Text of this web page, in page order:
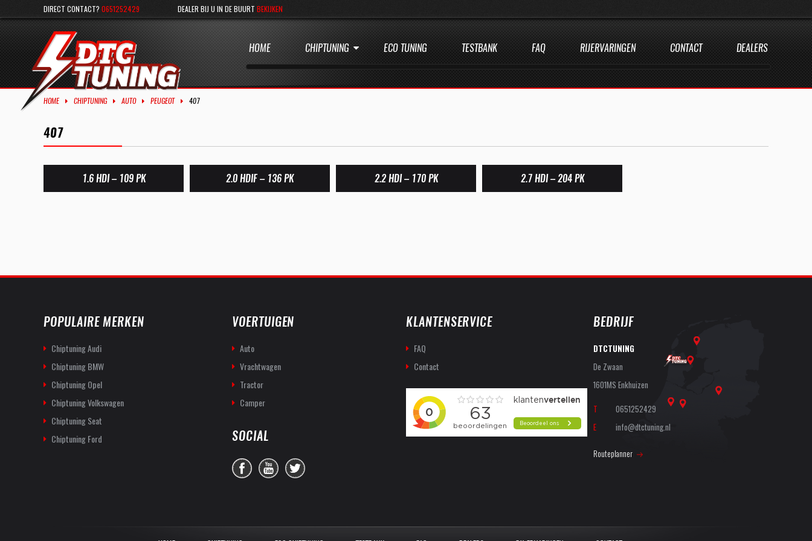
DIRECT CONTACT? 0651252429 DEALER BIJ U IN DE BUURT BEKIJKEN
HOME CHIPTUNING ECO TUNING TESTBANK FAQ RIJERVARINGEN CONTACT DEALERS
HOME CHIPTUNING AUTO PEUGEOT 407
407
1.6 HDI – 109 PK 2.0 HDIF – 136 PK 2.2 HDI – 170 PK 2.7 HDI – 204 PK
POPULAIRE MERKEN
Chiptuning Audi
Chiptuning BMW
Chiptuning Opel
Chiptuning Volkswagen
Chiptuning Seat
Chiptuning Ford
VOERTUIGEN
Auto
Vrachtwagen
Tractor
Camper
SOCIAL
KLANTENSERVICE
FAQ
Contact
BEDRIJF
DTCTUNING
De Zwaan
1601MS Enkhuizen
T
0651252429
E
info@dtctuning.nl
Routeplanner